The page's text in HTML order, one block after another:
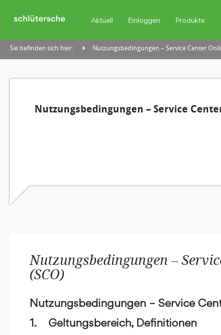
Aktuell Einloggen Produkte
Sie befinden sich hier: Nutzungsbedingungen – Service Center
Nutzungsbedingungen – Service
Nutzungsbedingungen –
(SCO)
Nutzungsbedingungen – Service
1. Geltungsbereich, Definitionen